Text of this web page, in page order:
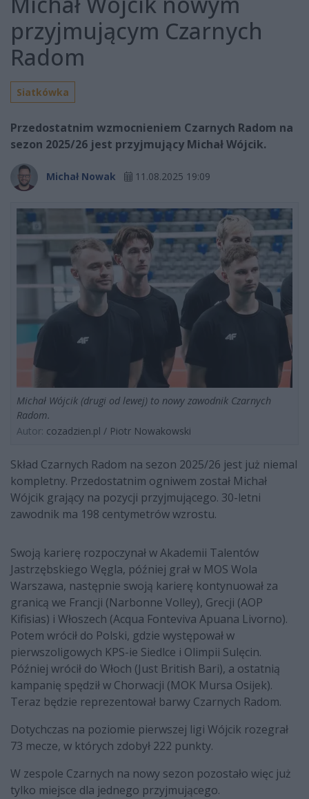
przyjmującym Czarnych
Radom
Siatkówka
Przedostatnim wzmocnieniem Czarnych Radom na
sezon 2025/26 jest przyjmujący Michał Wójcik.
Michał Nowak 11.08.2025 19:09
Michał Wójcik (drugi od lewej) to nowy zawodnik Czarnych
Radom.
Autor: cozadzien.pl / Piotr Nowakowski
Skład Czarnych Radom na sezon 2025/26 jest już niemal
kompletny. Przedostatnim ogniwem został Michał
Wójcik grający na pozycji przyjmującego. 30-letni
zawodnik ma 198 centymetrów wzrostu.
Swoją karierę rozpoczynał w Akademii Talentów
Jastrzębskiego Węgla, później grał w MOS Wola
Warszawa, następnie swoją karierę kontynuował za
granicą we Francji (Narbonne Volley), Grecji (AOP
Kifisias) i Włoszech (Acqua Fonteviva Apuana Livorno).
Potem wrócił do Polski, gdzie występował w
pierwszoligowych KPS-ie Siedlce i Olimpii Sulęcin.
Później wrócił do Włoch (Just British Bari), a ostatnią
kampanię spędził w Chorwacji (MOK Mursa Osijek).
Teraz będzie reprezentował barwy Czarnych Radom.
Dotychczas na poziomie pierwszej ligi Wójcik rozegrał
73 mecze, w których zdobył 222 punkty.
W zespole Czarnych na nowy sezon pozostało więc już
tylko miejsce dla jednego przyjmującego.